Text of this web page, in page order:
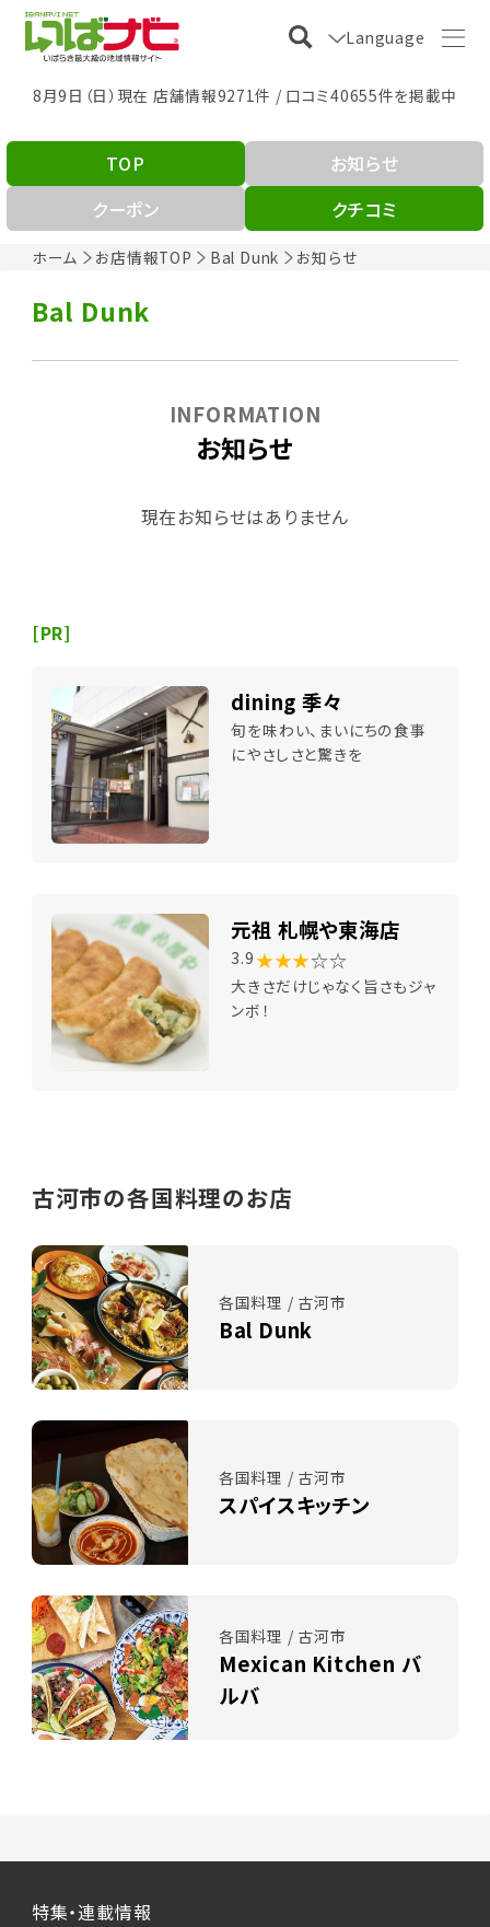
Language
8月9日（日）現在 店舗情報9271件 / 口コミ40655件を掲載中
ホーム お店情報TOP Bal Dunk お知らせ
TOP
お知らせ
クーポン
クチコミ
Bal Dunk
お知らせ
INFORMATION
現在お知らせはありません
[PR]
dining 季々
旬を味わい、まいにちの食事
にやさしさと驚きを
元祖 札幌や東海店
3.9 ★★★☆☆
大きさだけじゃなく旨さもジャ
ンボ！
古河市の各国料理のお店
各国料理 / 古河市
Bal Dunk
各国料理 / 古河市
スパイスキッチン
各国料理 / 古河市
Mexican Kitchen バ
ルバ
特集・連載情報